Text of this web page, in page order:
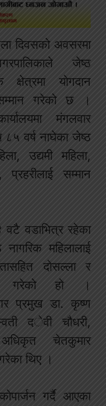
दिवसको अवसरमा
जेष्ठ
क्षेत्रमा योगदान
सम्मान गरेको छ ।
मंगलवार
८५ वर्ष नाघेका जेष्ठ
उद्यमी महिला,
प्रहरीलाई सम्मान
वटै वडाभित्र रहेका
महिलालाई
दोसल्ला र
गरेको हो ।
प्रमुख डा. कृष्ण
देवी चौधरी,
चेतकुमार
थिए ।
गर्दै आएका